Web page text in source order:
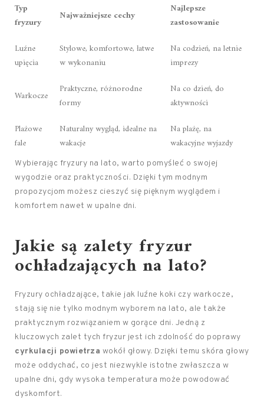
Typ
fryzury
Najważniejsze cechy
Najlepsze
zastosowanie
Luźne
upięcia
Stylowe, komfortowe, łatwe
w wykonaniu
Na codzień, na letnie
imprezy
Warkocze
Praktyczne, różnorodne
formy
Na co dzień, do
aktywności
Plażowe
fale
Naturalny wygląd, idealne na
wakacje
Na plażę, na
wakacyjne wyjazdy
Wybierając fryzury na lato, warto pomyśleć o swojej
wygodzie oraz praktyczności. Dzięki tym modnym
propozycjom możesz cieszyć się pięknym wyglądem i
komfortem nawet w upalne dni.
Jakie są zalety fryzur
ochładzających na lato?
Fryzury ochładzające, takie jak luźne koki czy warkocze,
stają się nie tylko modnym wyborem na lato, ale także
praktycznym rozwiązaniem w gorące dni. Jedną z
kluczowych zalet tych fryzur jest ich zdolność do poprawy
cyrkulacji powietrza wokół głowy. Dzięki temu skóra głowy
może oddychać, co jest niezwykle istotne zwłaszcza w
upalne dni, gdy wysoka temperatura może powodować
dyskomfort.